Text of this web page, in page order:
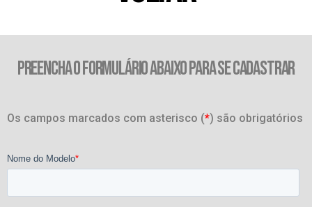
PREENCHA O FORMULÁRIO ABAIXO PARA SE CADASTRAR
Os campos marcados com asterisco (*) são obrigatórios